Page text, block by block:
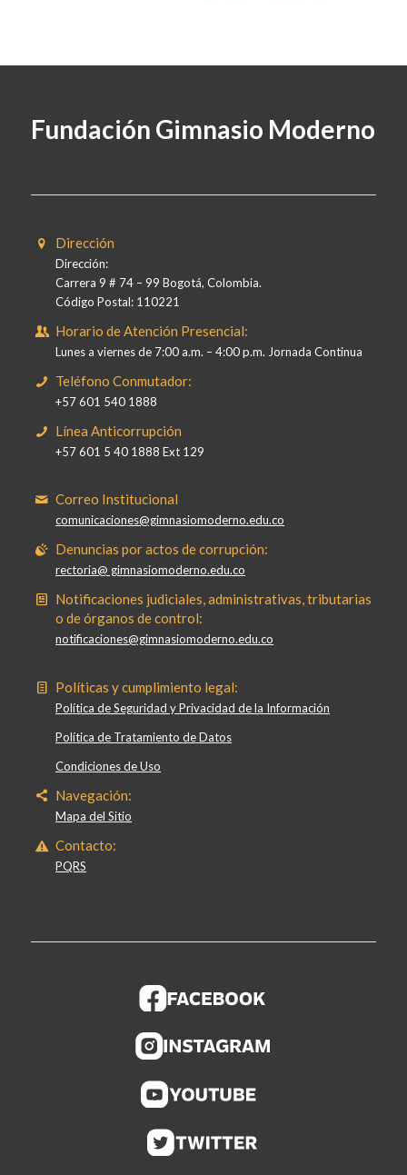
Fundación Gimnasio Moderno
Dirección
Dirección:
Carrera 9 # 74 – 99 Bogotá, Colombia.
Código Postal: 110221
Horario de Atención Presencial:
Lunes a viernes de 7:00 a.m. – 4:00 p.m. Jornada Continua
Teléfono Conmutador:
+57 601 540 1888
Línea Anticorrupción
+57 601 5 40 1888 Ext 129
Correo Institucional
comunicaciones@gimnasiomoderno.edu.co
Denuncias por actos de corrupción:
rectoria@ gimnasiomoderno.edu.co
Notificaciones judiciales, administrativas, tributarias
o de órganos de control:
notificaciones@gimnasiomoderno.edu.co
Políticas y cumplimiento legal:
Política de Seguridad y Privacidad de la Información
Política de Tratamiento de Datos
Condiciones de Uso
Navegación:
Mapa del Sitio
Contacto:
PQRS